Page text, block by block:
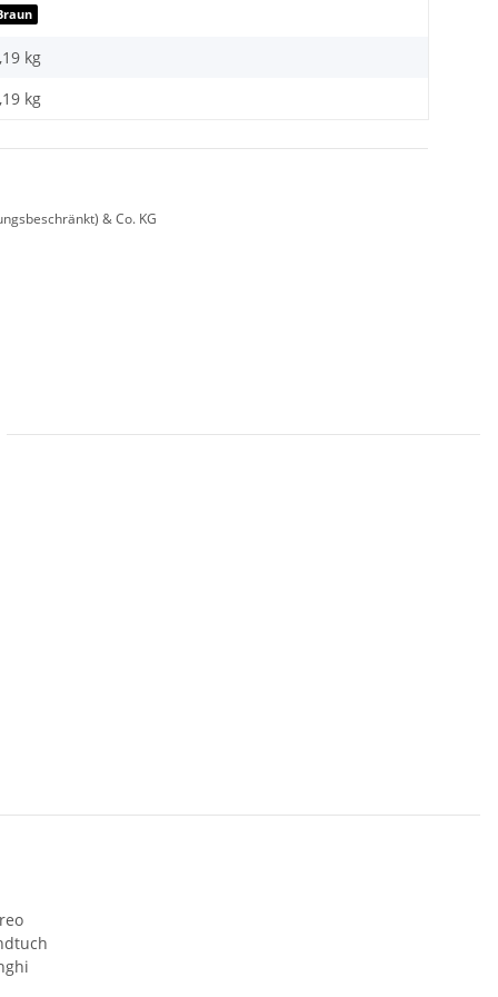
kg
kg
& Co. KG